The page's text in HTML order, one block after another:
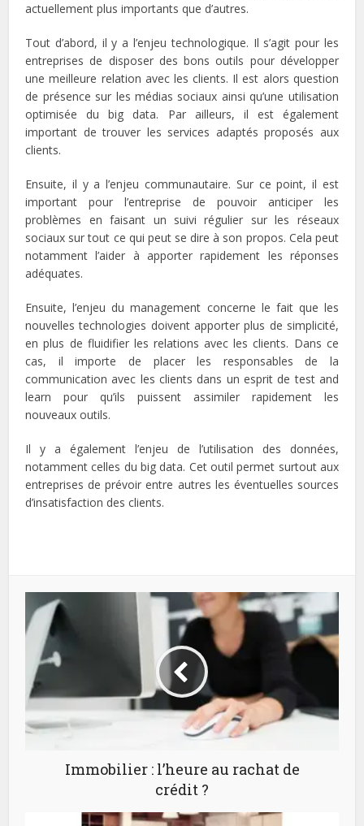
actuellement plus importants que d’autres.
Tout d’abord, il y a l’enjeu technologique. Il s’agit pour les
entreprises de disposer des bons outils pour développer
une meilleure relation avec les clients. Il est alors question
de présence sur les médias sociaux ainsi qu’une utilisation
optimisée du big data. Par ailleurs, il est également
important de trouver les services adaptés proposés aux
clients.
Ensuite, il y a l’enjeu communautaire. Sur ce point, il est
important pour l’entreprise de pouvoir anticiper les
problèmes en faisant un suivi régulier sur les réseaux
sociaux sur tout ce qui peut se dire à son propos. Cela peut
notamment l’aider à apporter rapidement les réponses
adéquates.
Ensuite, l’enjeu du management concerne le fait que les
nouvelles technologies doivent apporter plus de simplicité,
en plus de fluidifier les relations avec les clients. Dans ce
cas, il importe de placer les responsables de la
communication avec les clients dans un esprit de test and
learn pour qu’ils puissent assimiler rapidement les
nouveaux outils.
Il y a également l’enjeu de l’utilisation des données,
notamment celles du big data. Cet outil permet surtout aux
entreprises de prévoir entre autres les éventuelles sources
d’insatisfaction des clients.
Immobilier : l’heure au rachat de
crédit ?